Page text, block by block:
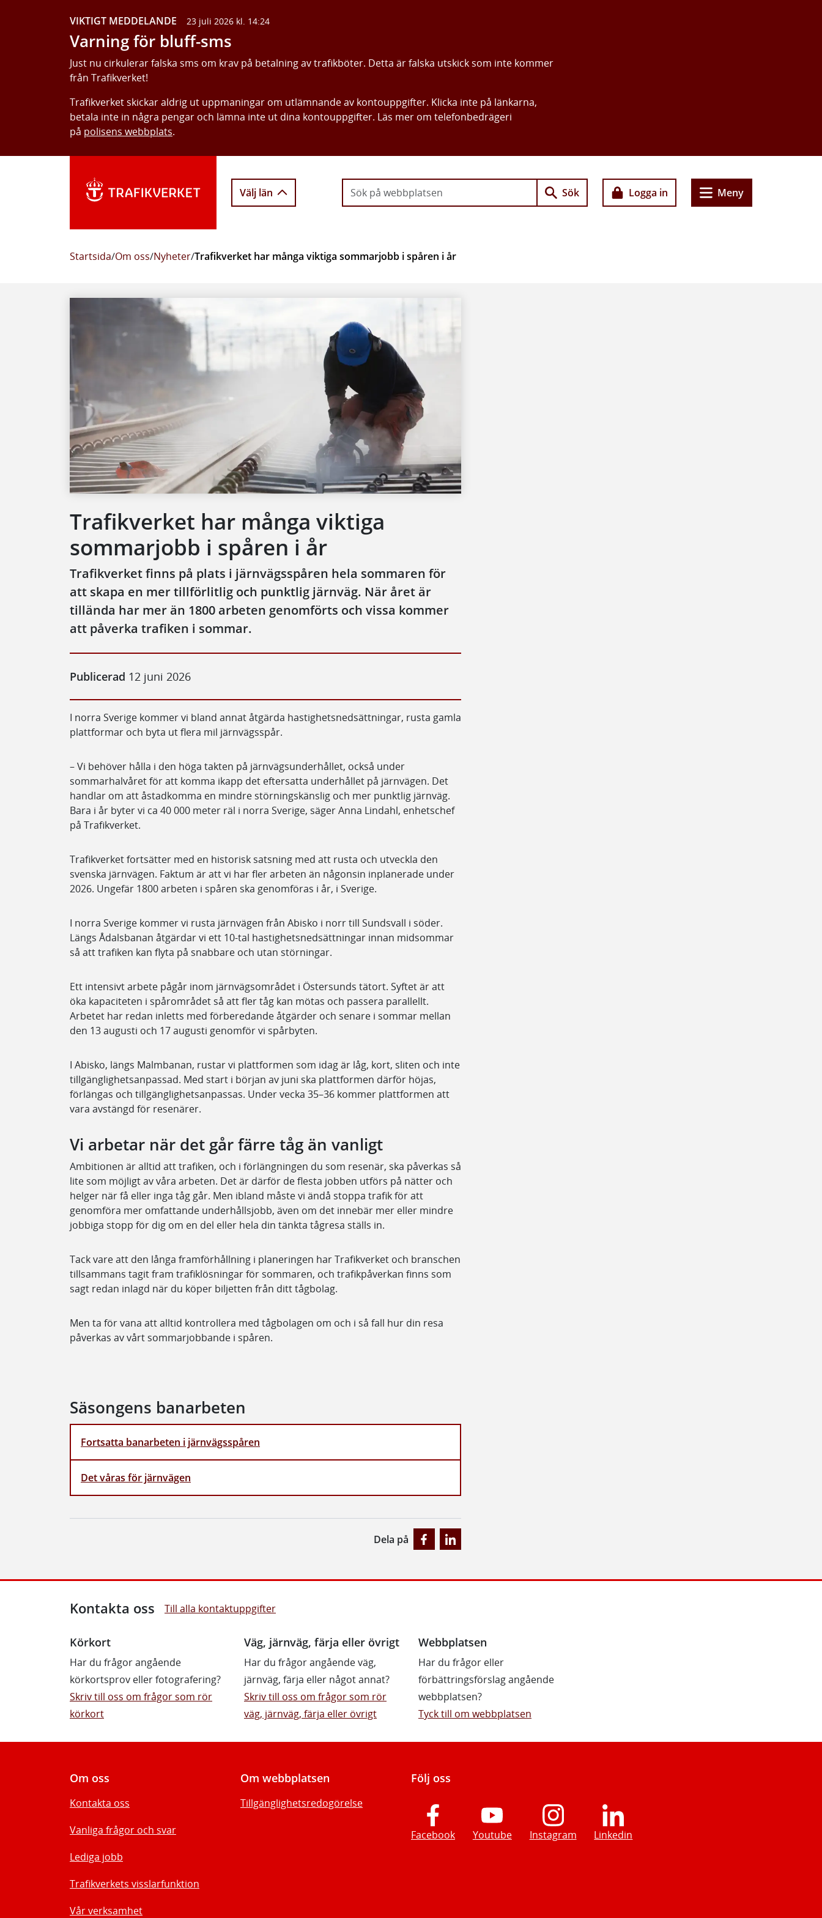
VIKTIGT MEDDELANDE 23 juli 2026 kl. 14:24
Varning för bluff-sms
Just nu cirkulerar falska sms om krav på betalning av trafikböter. Detta är falska utskick som inte kommer
från Trafikverket!
Trafikverket skickar aldrig ut uppmaningar om utlämnande av kontouppgifter. Klicka inte på länkarna,
betala inte in några pengar och lämna inte ut dina kontouppgifter. Läs mer om telefonbedrägeri
på polisens webbplats.
Välj län Sök Logga in Meny
Startsida/Om oss/Nyheter/Trafikverket har många viktiga sommarjobb i spåren i år
Trafikverket har många viktiga
sommarjobb i spåren i år
Trafikverket finns på plats i järnvägsspåren hela sommaren för
att skapa en mer tillförlitlig och punktlig järnväg. När året är
tillända har mer än 1800 arbeten genomförts och vissa kommer
att påverka trafiken i sommar.
Publicerad 12 juni 2026
I norra Sverige kommer vi bland annat åtgärda hastighetsnedsättningar, rusta gamla
plattformar och byta ut flera mil järnvägsspår.
– Vi behöver hålla i den höga takten på järnvägsunderhållet, också under
sommarhalvåret för att komma ikapp det eftersatta underhållet på järnvägen. Det
handlar om att åstadkomma en mindre störningskänslig och mer punktlig järnväg.
Bara i år byter vi ca 40 000 meter räl i norra Sverige, säger Anna Lindahl, enhetschef
på Trafikverket.
Trafikverket fortsätter med en historisk satsning med att rusta och utveckla den
svenska järnvägen. Faktum är att vi har fler arbeten än någonsin inplanerade under
2026. Ungefär 1800 arbeten i spåren ska genomföras i år, i Sverige.
I norra Sverige kommer vi rusta järnvägen från Abisko i norr till Sundsvall i söder.
Längs Ådalsbanan åtgärdar vi ett 10-tal hastighetsnedsättningar innan midsommar
så att trafiken kan flyta på snabbare och utan störningar.
Ett intensivt arbete pågår inom järnvägsområdet i Östersunds tätort. Syftet är att
öka kapaciteten i spårområdet så att fler tåg kan mötas och passera parallellt.
Arbetet har redan inletts med förberedande åtgärder och senare i sommar mellan
den 13 augusti och 17 augusti genomför vi spårbyten.
I Abisko, längs Malmbanan, rustar vi plattformen som idag är låg, kort, sliten och inte
tillgänglighetsanpassad. Med start i början av juni ska plattformen därför höjas,
förlängas och tillgänglighetsanpassas. Under vecka 35–36 kommer plattformen att
vara avstängd för resenärer.
Vi arbetar när det går färre tåg än vanligt
Ambitionen är alltid att trafiken, och i förlängningen du som resenär, ska påverkas så
lite som möjligt av våra arbeten. Det är därför de flesta jobben utförs på nätter och
helger när få eller inga tåg går. Men ibland måste vi ändå stoppa trafik för att
genomföra mer omfattande underhållsjobb, även om det innebär mer eller mindre
jobbiga stopp för dig om en del eller hela din tänkta tågresa ställs in.
Tack vare att den långa framförhållning i planeringen har Trafikverket och branschen
tillsammans tagit fram trafiklösningar för sommaren, och trafikpåverkan finns som
sagt redan inlagd när du köper biljetten från ditt tågbolag.
Men ta för vana att alltid kontrollera med tågbolagen om och i så fall hur din resa
påverkas av vårt sommarjobbande i spåren.
Säsongens banarbeten
Fortsatta banarbeten i järnvägsspåren
Det våras för järnvägen
Dela på
Kontakta oss Till alla kontaktuppgifter
Körkort
Har du frågor angående
körkortsprov eller fotografering?
Skriv till oss om frågor som rör
körkort
Väg, järnväg, färja eller övrigt
Har du frågor angående väg,
järnväg, färja eller något annat?
Skriv till oss om frågor som rör
väg, järnväg, färja eller övrigt
Webbplatsen
Har du frågor eller
förbättringsförslag angående
webbplatsen?
Tyck till om webbplatsen
Om oss
Kontakta oss
Vanliga frågor och svar
Lediga jobb
Trafikverkets visslarfunktion
Vår verksamhet
Om webbplatsen
Tillgänglighetsredogörelse
Följ oss
Facebook Youtube Instagram Linkedin